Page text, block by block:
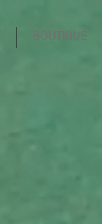
BOUTIQUE